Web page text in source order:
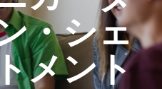
・シェ
メント